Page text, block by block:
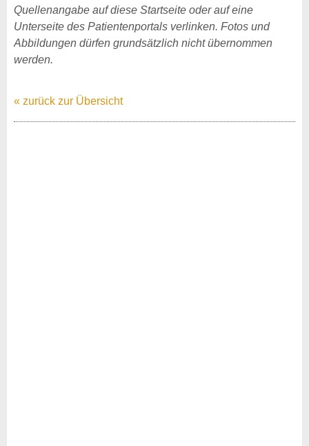
Quellenangabe auf diese Startseite oder auf eine
Unterseite des Patientenportals verlinken. Fotos und
Abbildungen dürfen grundsätzlich nicht übernommen
werden.
« zurück zur Übersicht